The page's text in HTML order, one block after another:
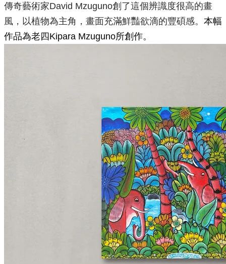
傳奇藝術家David Mzuguno創了這個辨識度很高的畫
風，以植物為主角，畫面充滿鮮豔欲滴的豐碩感。 本幅
作品為老四Kipara Mzuguno所創作。